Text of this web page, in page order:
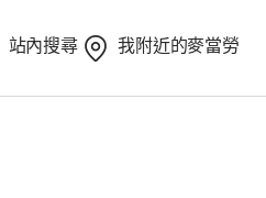
站內搜尋 我附近的麥當勞